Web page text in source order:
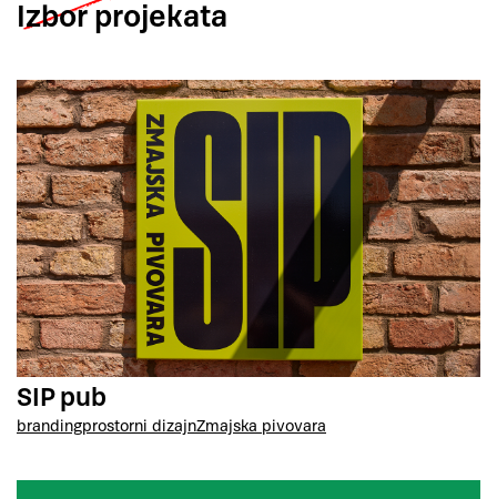
Izborprojekata
SIP pub
brandingprostorni dizajnZmajska pivovara